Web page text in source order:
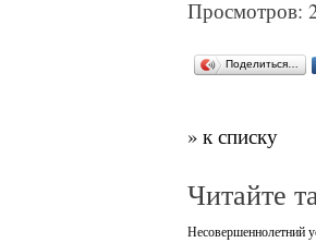
Просмотров:
Поделиться…
» к списку
Читайте
Несовершеннолетний